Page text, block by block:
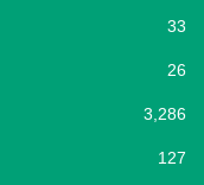
33
26
3,286
127